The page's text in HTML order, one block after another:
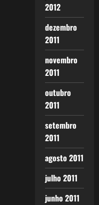
2012
dezembro
2011
novembro
2011
outubro
2011
setembro
2011
agosto 2011
julho 2011
junho 2011